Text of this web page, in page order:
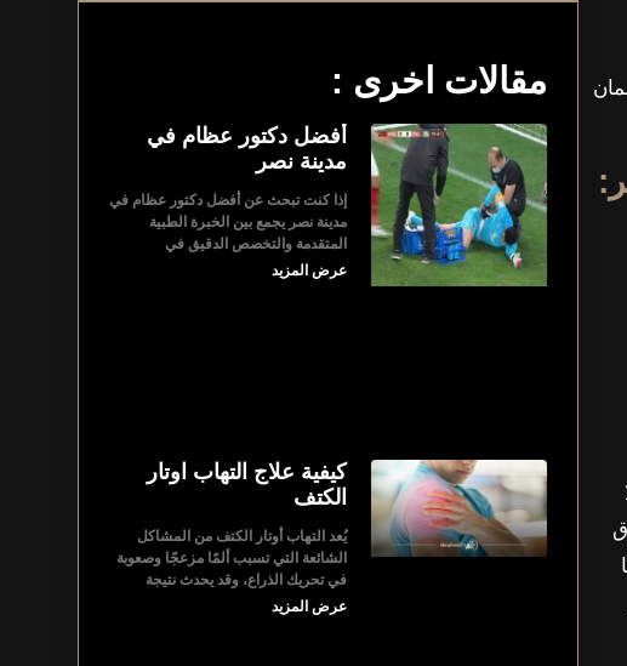
مقالات اخرى :
أفضل دكتور عظام في
مدينة نصر
إذا كنت تبحث عن أفضل دكتور عظام في
مدينة نصر يجمع بين الخبرة الطبية
المتقدمة والتخصص الدقيق في
عرض المزيد
كيفية علاج التهاب اوتار
الكتف
يُعد التهاب أوتار الكتف من المشاكل
الشائعة التي تسبب ألمًا مزعجًا وصعوبة
في تحريك الذراع، وقد يحدث نتيجة
عرض المزيد